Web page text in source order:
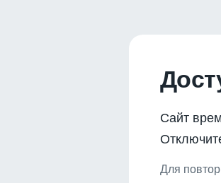
Сайт
Для